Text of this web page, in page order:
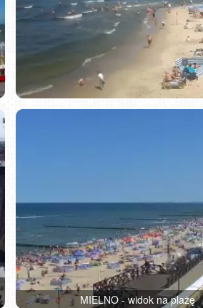
MIELNO - widok na plażę